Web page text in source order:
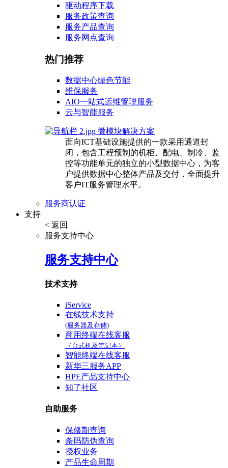
驱动程序下载
服务政策查询
服务产品查询
服务网点查询
热门推荐
数据中心绿色节能
维保服务
AIO一站式运维管理服务
云与智能服务
微模块解决方案
面向ICT基础设施提供的一款采用通道封
闭，包含工程预制的机柜、配电、制冷、监
控等功能单元的独立的小型数据中心，为客
户提供数据中心整体产品及交付，全面提升
客户IT服务管理水平。
服务商认证
支持
< 返回
服务支持中心
服务支持中心
技术支持
iService
在线技术支持
(服务器及存储)
商用终端在线客服
（台式机及笔记本）
智能终端在线客服
新华三服务APP
HPE产品支持中心
知了社区
自助服务
保修期查询
条码防伪查询
授权业务
产品生命周期